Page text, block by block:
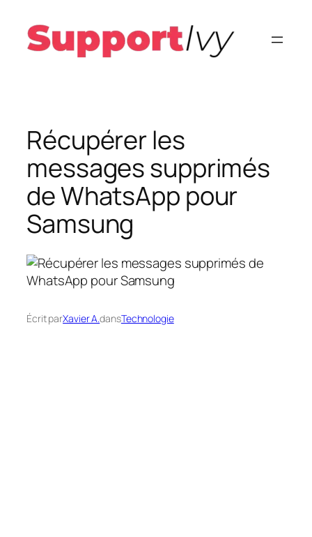
contenu
Récupérer les
messages supprimés
de WhatsApp pour
Samsung
Écrit parXavier A.dansTechnologie